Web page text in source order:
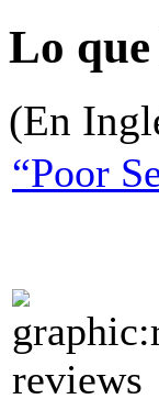
Lo
(En
“Poor